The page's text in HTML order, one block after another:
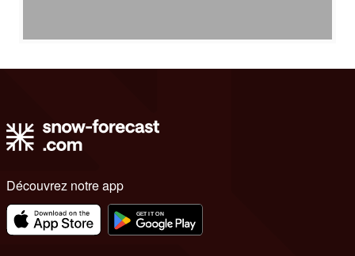
Découvrez notre app